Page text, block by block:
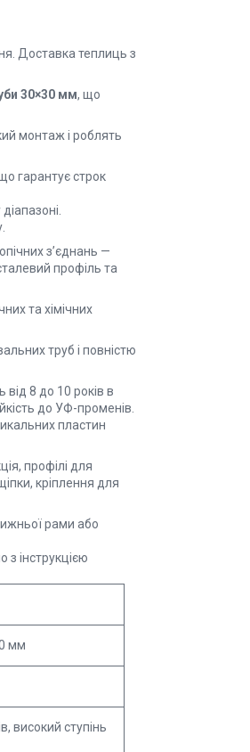
Доставка теплиць з
30×30 мм, що
монтаж і роблять
гарантує строк
з’єднань —
профіль та
та хімічних
труб і повністю
8 до 10 років в
до УФ-променів.
пластин
профілі для
кріплення для
рами або
з інструкцією
мм
високий ступінь